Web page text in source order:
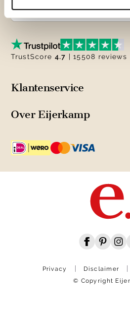
Adres & Openingstijden
Klantenservice
Over Eijerkamp
TrustScore 4.7 | 15508 reviews
Privacy Disclaimer
© Copyright